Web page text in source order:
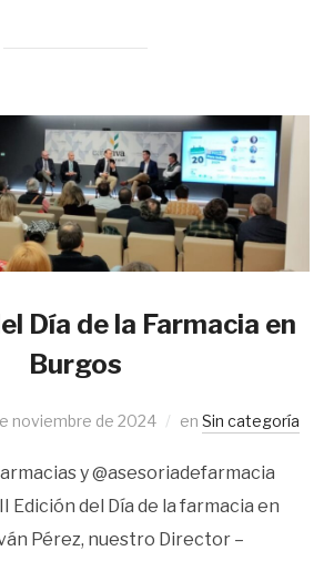
Día de la Farmacia en
Burgos
noviembre de 2024 en Sin categoría
y @asesoriadefarmacia
Edición del Día de la farmacia en
Pérez, nuestro Director –